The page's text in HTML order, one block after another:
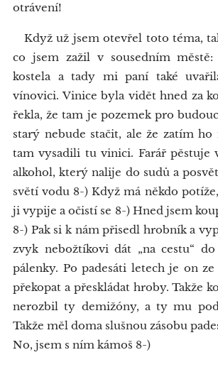
otrávení!
Když už jsem otevřel toto téma,
co jsem zažil v sousedním
kostela a tady mi paní také
vínovici. Vinice byla vidět hned za
řekla, že tam je pozemek pro
starý nebude stačit, ale že zatím
tam vysadili tu vinici. Farář pěstuje
alkohol, který nalije do sudů a
světí vodu 8-) Když má někdo
ji vypije a očistí se 8-) Hned jsem
8-) Pak si k nám přisedl hrobník a
zvyk nebožtíkovi dát „na cestu“
pálenky. Po padesáti letech je on
překopat a přeskládat hroby. Takže
nerozbil ty demižóny, a ty mu
Takže měl doma slušnou zásobu
No, jsem s ním kámoš 8-)